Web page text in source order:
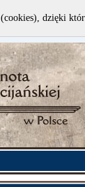
dzięki